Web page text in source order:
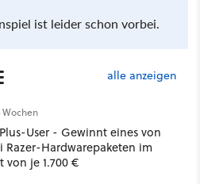
ist leider schon vorbei.
alle anzeigen
Wochen
User - Gewinnt eines von
Razer-Hardwarepaketen im
von je 1.700 €